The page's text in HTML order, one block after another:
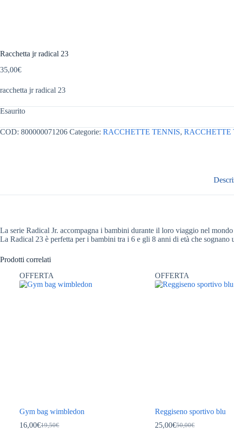
Racchetta jr radical 23
35,00€
racchetta jr radical 23
Esaurito
COD: 800000071206 Categorie: RACCHETTE TENNIS, RACCHETTE
La serie Radical Jr. accompagna i bambini durante il loro viaggio nel
La Radical 23 è perfetta per i bambini tra i 6 e gli 8 anni di età che sognano
Prodotti correlati
OFFERTA
Gym bag wimbledon
19,50€
Il
16,00€Il
OFFERTA
Reggiseno sportivo blu
50,00€
Il
25,00€Il